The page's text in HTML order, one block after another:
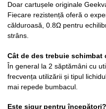
Doar cartușele originale
Fiecare rezistență oferă o
călduroasă, 0.8Ω pentru
strâns.
Cât de des trebuie schimbat
În general la 2 săptămâni cu
frecvența utilizării și tipul
mai repede bumbacul.
Este sigur pentru începători?